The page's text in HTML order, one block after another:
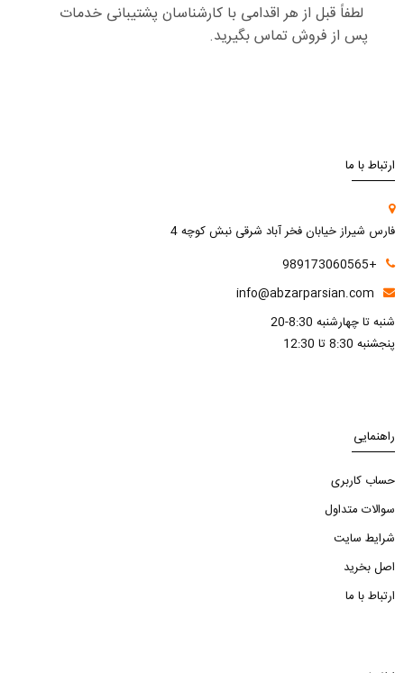
لطفاً قبل از هر اقدامی با کارشناسان پشتیبانی خدمات
پس از فروش تماس بگیرید.
ارتباط با ما
فارس شیراز خیابان فخر آباد شرقی نبش کوچه 4
+989173060565
info@abzarparsian.com
شنبه تا چهارشنبه 8:30-20
پنجشنبه 8:30 تا 12:30
راهنمایی
حساب کاربری
سوالات متداول
شرایط سایت
اصل بخرید
ارتباط با ما